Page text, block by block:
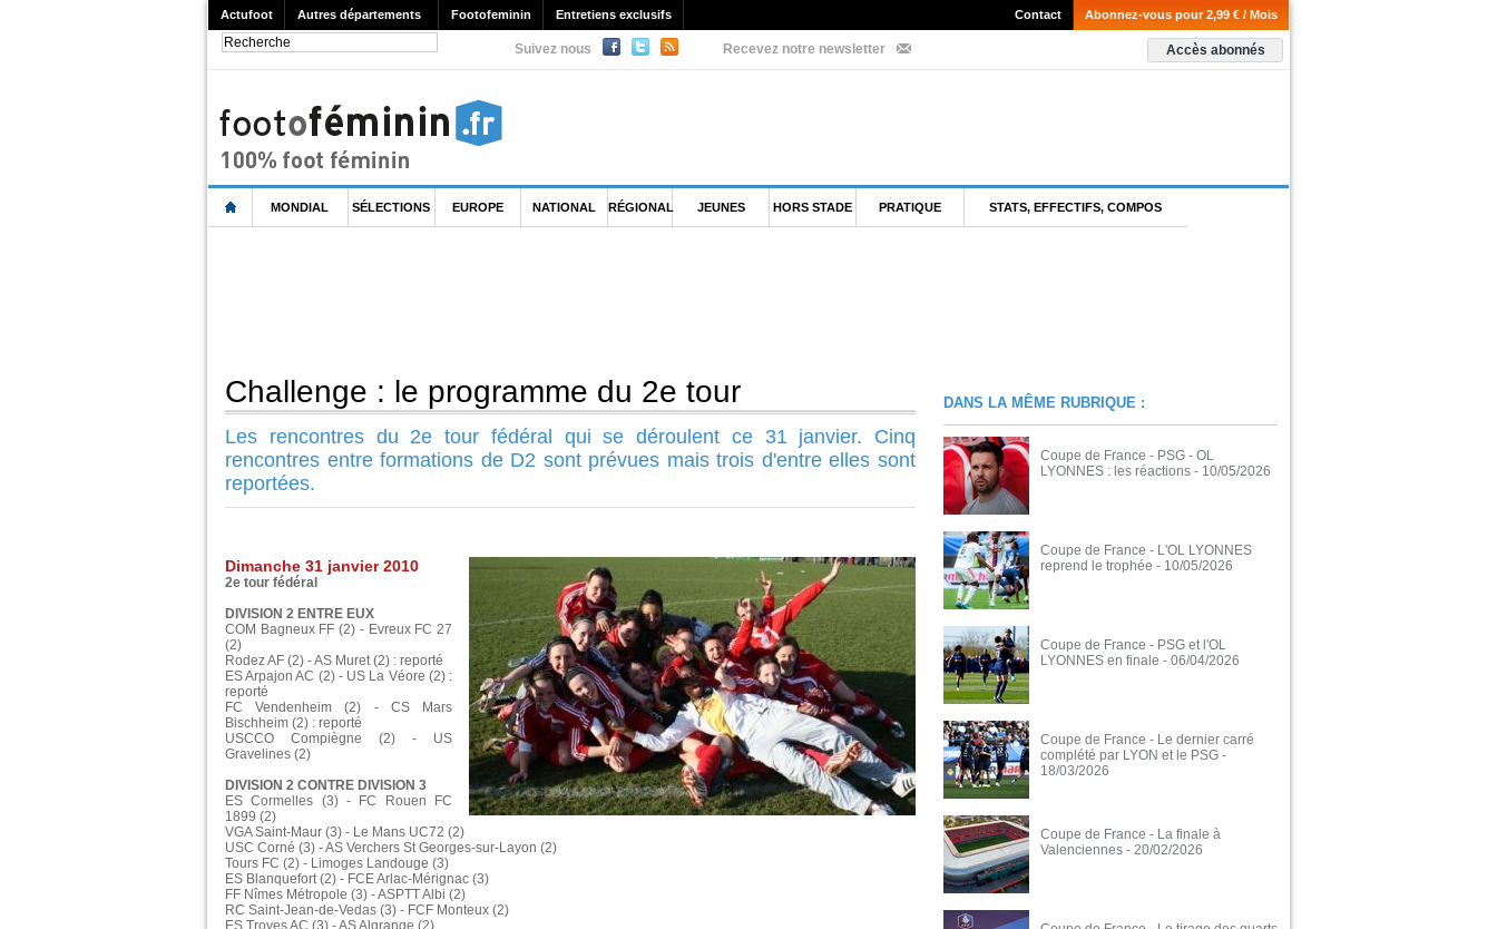
Actufoot Autres départements Footofeminin Entretiens exclusifs Abonnez-vous pour 2,99 € / Mois
Contact
Suivez nous Recevez notre newsletter Accès abonnés
MONDIAL SÉLECTIONS EUROPE NATIONAL RÉGIONAL JEUNES HORS STADE PRATIQUE STATS, EFFECTIFS, COMPOS
Challenge : le programme du 2e tour
Les rencontres du 2e tour fédéral qui se déroulent ce 31 janvier. Cinq
rencontres entre formations de D2 sont prévues mais trois d'entre elles sont
reportées.
Dimanche 31 janvier 2010
2e tour fédéral
DIVISION 2 ENTRE EUX
COM Bagneux FF (2) - Evreux FC 27
(2)
Rodez AF (2) - AS Muret (2) : reporté
ES Arpajon AC (2) - US La Véore (2) :
reporté
FC Vendenheim (2) - CS Mars
Bischheim (2) : reporté
USCCO Compiègne (2) - US
Gravelines (2)
DIVISION 2 CONTRE DIVISION 3
ES Cormelles (3) - FC Rouen FC
1899 (2)
VGA Saint-Maur (3) - Le Mans UC72 (2)
USC Corné (3) - AS Verchers St Georges-sur-Layon (2)
Tours FC (2) - Limoges Landouge (3)
ES Blanquefort (2) - FCE Arlac-Mérignac (3)
FF Nîmes Métropole (3) - ASPTT Albi (2)
RC Saint-Jean-de-Vedas (3) - FCF Monteux (2)
ES Troyes AC (3) - AS Algrange (2)
DANS LA MÊME RUBRIQUE :
Coupe de France - PSG - OL
LYONNES : les réactions - 10/05/2026
Coupe de France - L'OL LYONNES
reprend le trophée - 10/05/2026
Coupe de France - PSG et l'OL
LYONNES en finale - 06/04/2026
Coupe de France - Le dernier carré
complété par LYON et le PSG -
18/03/2026
Coupe de France - La finale à
Valenciennes - 20/02/2026